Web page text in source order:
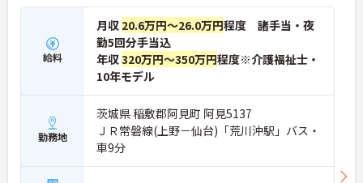
給料
月収 20.6万円～26.0万円程度 諸手当・夜
勤5回分手当込
年収320万円～350万円程度※介護福祉士・
10年モデル
勤務地
茨城県 稲敷郡阿見町 阿見5137
ＪＲ常磐線(上野－仙台)「荒川沖駅」バス・
車9分